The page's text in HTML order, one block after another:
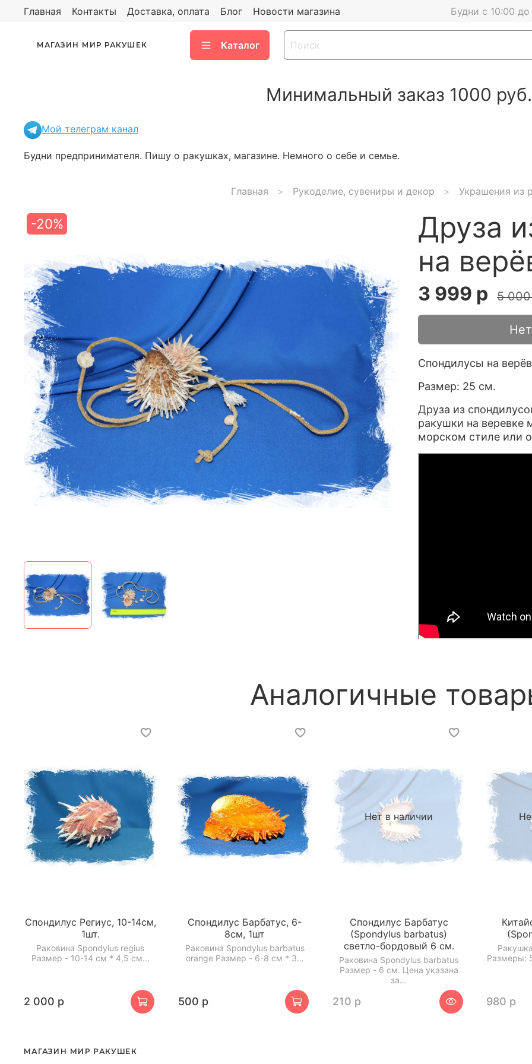
Главная Контакты Доставка, оплата Блог Новости магазина Будни с 10:00 до
МАГАЗИН МИР РАКУШЕК Каталог
Минимальный заказ 1000 руб.
Мой телеграм канал
Будни предпринимателя. Пишу о ракушках, магазине. Немного о себе и семье.
Главная Рукоделие, сувениры и декор Украшения из
-20%
Друза
на
3 999 р 5
Спондилусы на
Размер: 25 см.
Друза из
ракушки на веревке
морском стиле или
Аналогичные
Спондилус Региус, 10-14см,
1шт.
Раковина Spondylus regius
Размер - 10-14 см * 4,5 см...
2 000 р
Спондилус Барбатус, 6-
8см, 1шт
Раковина Spondylus barbatus
orange Размер - 6-8 см * 3...
500 р
Нет в наличии
Спондилус Барбатус
(Spondylus barbatus)
светло-бордовый 6 см.
Раковина Spondylus barbatus
Размер - 6 см. Цена указана
за...
210 р
Размеры:
980 р
МАГАЗИН МИР РАКУШЕК